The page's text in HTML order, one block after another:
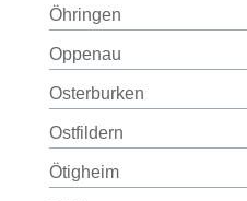
Öhringen
Oppenau
Osterburken
Ostfildern
Ötigheim